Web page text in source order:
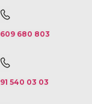
609 680 803
91 540 03 03